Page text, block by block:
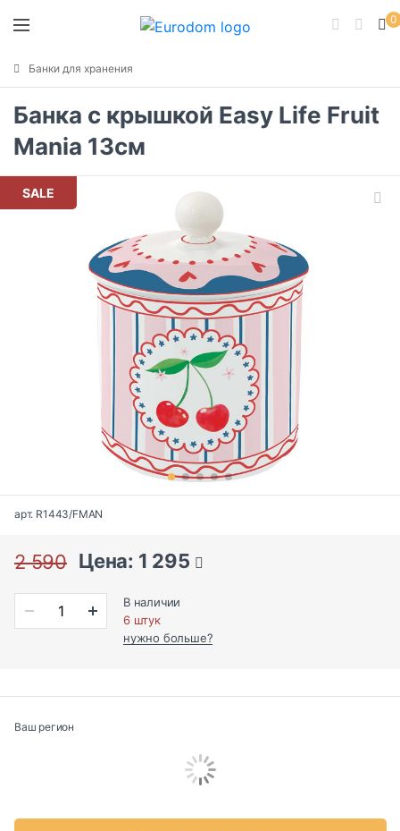
0
Банки для хранения
Банка с крышкой Easy Life Fruit
Mania 13см
SALE
арт. R1443/FMAN
2 590 Цена: 1 295
В наличии
6 штук
нужно больше?
Ваш регион